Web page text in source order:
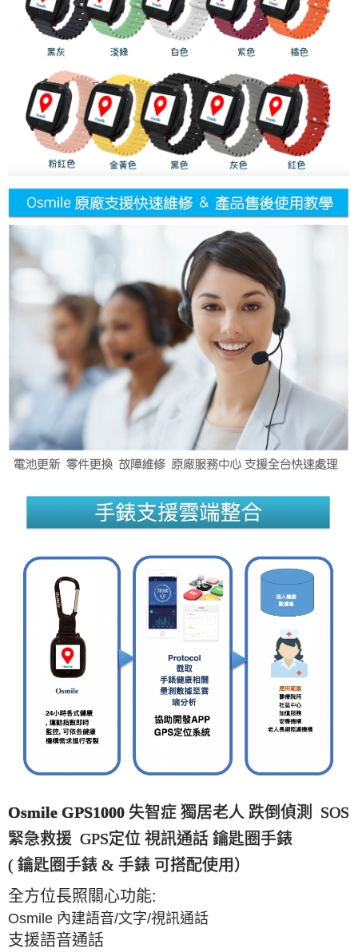
Osmile GPS1000 失智症 獨居老人 跌倒偵測 SOS
緊急救援 GPS定位 視訊通話 鑰匙圈手錶
( 鑰匙圈手錶 & 手錶 可搭配使用）
全方位長照關心功能:
Osmile 內建語音/文字/視訊通話
支援語音通話